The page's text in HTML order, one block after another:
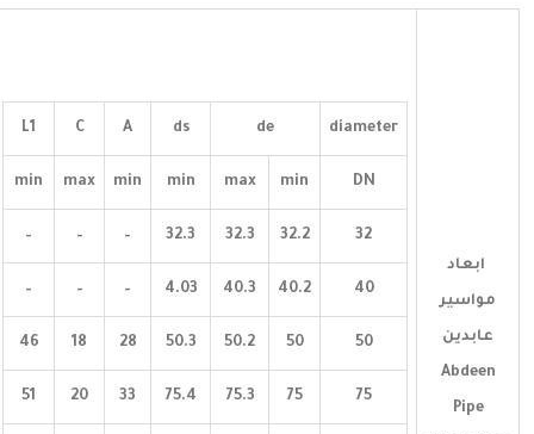
ابعاد
مواسير
عابدين
Abdeen
Pipe
diameter
de
ds
A
C
L1
DN
min
max
min
min
max
min
32
32.2
32.3
32.3
–
–
–
40
40.2
40.3
4.03
–
–
–
50
50
50.2
50.3
28
18
46
75
75
75.3
75.4
33
20
51